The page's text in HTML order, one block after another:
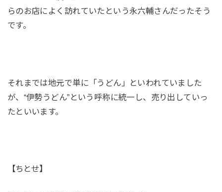
らのお店によく訪れていたという永六輔さんだったそう
です。
それまでは地元で単に「うどん」といわれていました
が、“伊勢うどん”という呼称に統一し、売り出していっ
たといいます。
【ちとせ】